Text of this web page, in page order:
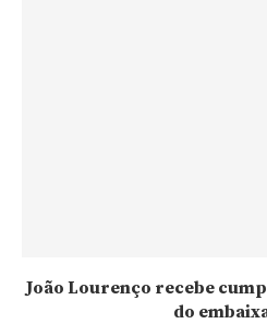
João Lourenço recebe
do